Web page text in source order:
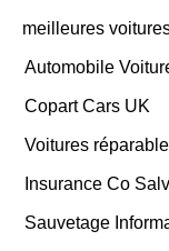
meilleures
Automobile
Copart Cars UK
Voitures
Insurance Co
Sauvetage